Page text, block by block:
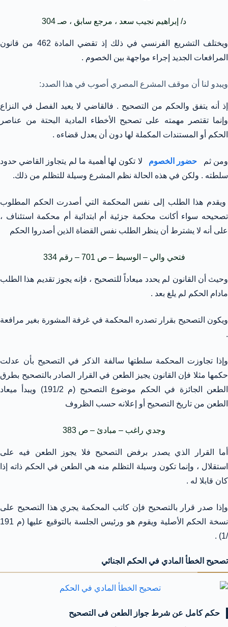
د/ إبراهيم نجيب سعد ، مرجع سابق ، صـ 304
ويختلف التشريع الفرنسي في ذلك إذ تقضي المادة 462 من قانون
المرافعات الجديد إجراء مواجهة بين الخصوم .
ويبدو لنا أن موقف المشرع المصري أصوب في هذا الصدد:
إذ أنه يتفق والحكم من التصحيح . فالقاضي لا يعيد الفصل في النزاع
وإنما تقتصر مهمته على تصحيح الأخطاء المادية البحتة من عناصر
الحكم أو المستندات المكملة لها دون أن يعدل قضاءه .
ومن ثم حضور الخصوم
لا تكون لها أهمية ما لم يتجاوز القاضي حدود
سلطته . ولكن في هذه الحالة نظم المشرع وسيلة للتظلم من ذلك.
ويقدم هذا الطلب إلى نفس المحكمة التي أصدرت الحكم المطلوب
تصحيحه سواء أكانت محكمة جزئية أم ابتدائية أم محكمة استئناف ،
على أنه لا يشترط أن ينظر الطلب نفس القضاة الذين أصدروا الحكم
فتحي والي – الوسيط – ص 701 – رقم 334
وحيث أن القانون لم يحدد ميعاداً للتصحيح ، فإنه يجوز تقديم هذا الطلب
مادام الحكم لم يلغ بعد .
ويكون التصحيح بقرار تصدره المحكمة في غرفة المشورة بغير مرافعة
.
وإذا تجاوزت المحكمة سلطتها سالفة الذكر في التصحيح بأن عدلت
حكمها مثلا فإن القانون يجيز الطعن في القرار الصادر بالتصحيح بطرق
الطعن الجائزة في الحكم موضوع التصحيح (م 191/2) ويبدأ ميعاد
الطعن من تاريخ التصحيح أو إعلانه حسب الظروف
وجدي راغب – مبادئ – ص 383
أما القرار الذي يصدر برفض التصحيح فلا يجوز الطعن فيه على
استقلال ، وإنما تكون وسيلة التظلم منه هي الطعن في الحكم ذاته إذا
كان قابلا له .
وإذا صدر قرار بالتصحيح فإن كاتب المحكمة يجري هذا التصحيح على
نسخة الحكم الأصلية ويقوم هو ورئيس الجلسة بالتوقيع عليها (م 191
/1) .
تصحيح الخطأ المادي في الحكم الجنائي
حكم كامل عن شرط جواز الطعن فى التصحيح